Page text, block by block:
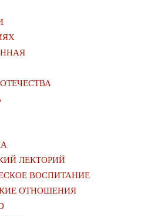
ЛЕКТОРИЙ
ВОСПИТАНИЕ
ОТНОШЕНИЯ